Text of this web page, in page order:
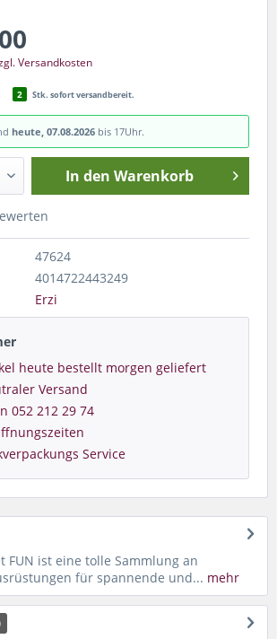
Versandkosten
2 Stk. sofort versandbereit.
heute, 07.08.2026 bis 17Uhr.
In den Warenkorb
47624
4014722443249
Erzi
heute bestellt morgen geliefert
Versand
052 212 29 74
Service
FUN ist eine tolle Sammlung an
für spannende und... mehr